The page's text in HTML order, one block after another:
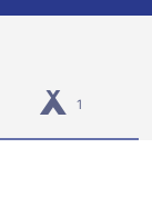
1